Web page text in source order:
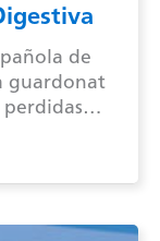
de
guardonat
perdidas…